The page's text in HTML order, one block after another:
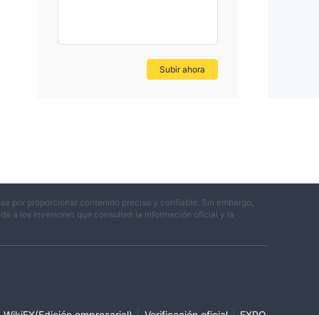
y
Subir ahora
por proporcionar contenido preciso y confiable. Sin embargo,
a los inversores que consulten la información oficial y la